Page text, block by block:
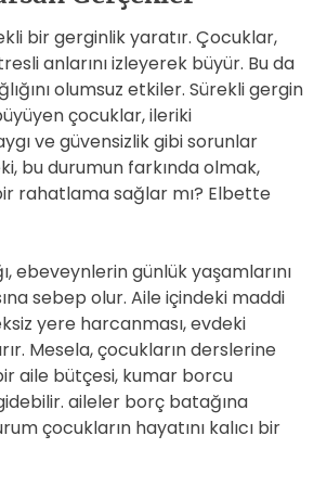
bir gerginlik yaratır. Çocuklar,
anlarını izleyerek büyür. Bu da
olumsuz etkiler. Sürekli gergin
çocuklar, ileriki
ve güvensizlik gibi sorunlar
bu durumun farkında olmak,
rahatlama sağlar mı? Elbette
ebeveynlerin günlük yaşamlarını
sebep olur. Aile içindeki maddi
yere harcanması, evdeki
Mesela, çocukların derslerine
aile bütçesi, kumar borcu
aileler borç batağına
çocukların hayatını kalıcı bir